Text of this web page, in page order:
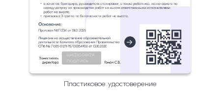
Пластиковое удостоверение